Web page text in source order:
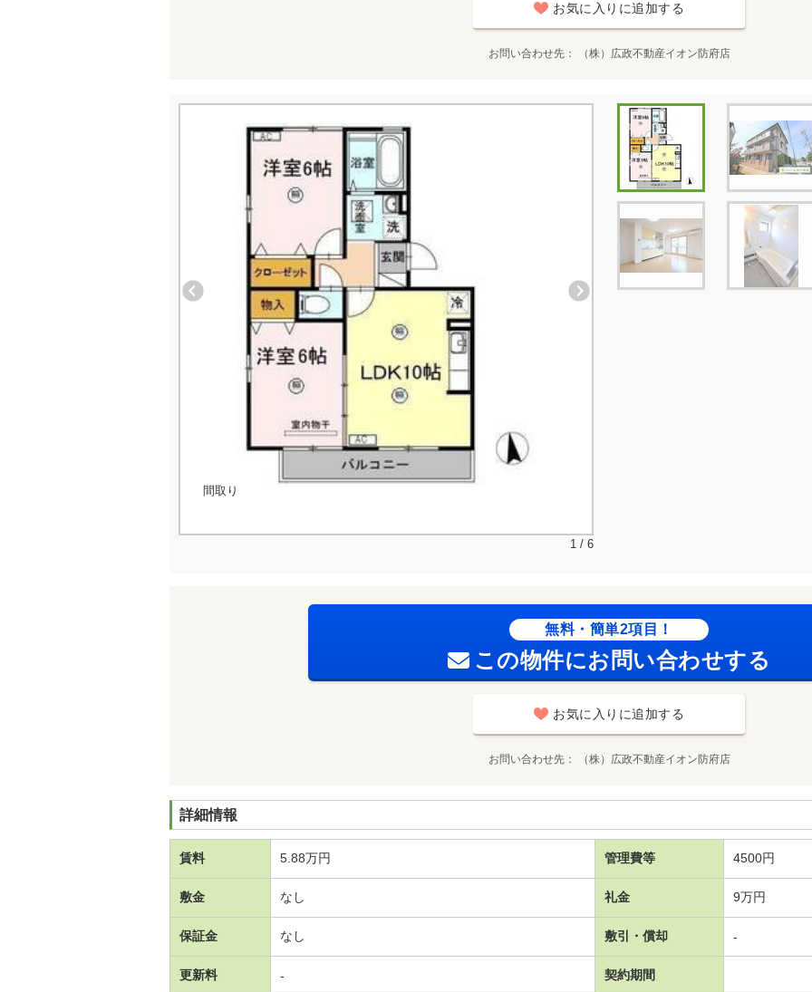
お気に入りに追加する
お問い合わせ先 （株）広政不動産イオン防府店
間取り
1 / 6
無料・簡単2項目！
この物件にお問い合わせする
お気に入りに追加する
お問い合わせ先 （株）広政不動産イオン防府店
詳細情報
賃料 5.88万円 管理費等 4500円
敷金 なし 礼金 9万円
保証金 なし 敷引・償却 -
更新料 - 契約期間